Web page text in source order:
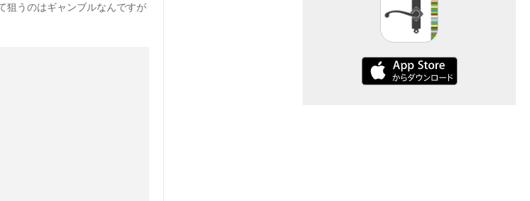
狙うのはギャンブルなんですが